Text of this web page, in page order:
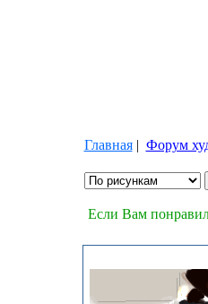
Главная| Форум
Если Вам